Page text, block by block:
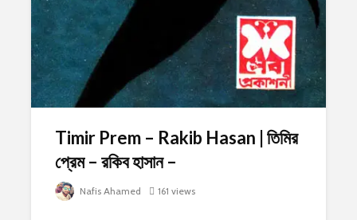
Timir Prem – Rakib Hasan | তিমির
প্রেম – রকিব হাসান –
Nafis Ahamed 161 views